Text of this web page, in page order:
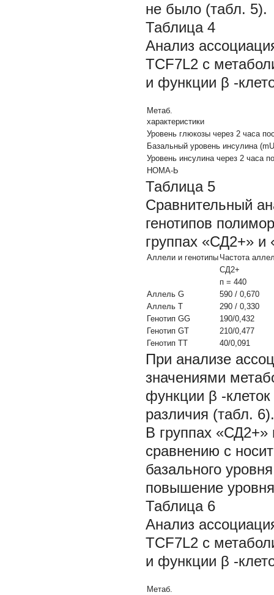
не было (табл. 5).
Таблица 4
Анализ
TCF7L2 с
и функции β -
Метаб.
характеристики
Уровень глюкозы через 2 часа
Базальный уровень инсулина
Уровень инсулина через 2 часа
НОМА-Ь
Таблица 5
Сравнительный
генотипов
группах «СД2+» и
Аллели и генотипы Частота
СД2+
п = 440
Аллель G
590 / 0,670
Аллель Т
290 / 0,330
Генотип GG
190/0,432
Генотип GT
210/0,477
Генотип ТТ 40/0,091
При анализе
значениями
функции β -
различия (табл. 6).
В группах «СД2+»
сравнению с
базального
повышение
Таблица 6
Анализ
TCF7L2 с
и функции β -
Метаб.